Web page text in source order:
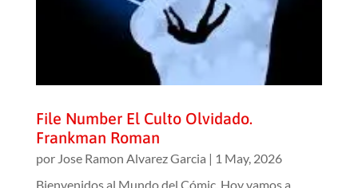
File Number El Culto Olvidado.
Frankman Roman
por Jose Ramon Alvarez Garcia | 1 May, 2026
Bienvenidos al Mundo del Cómic. Hoy vamos a